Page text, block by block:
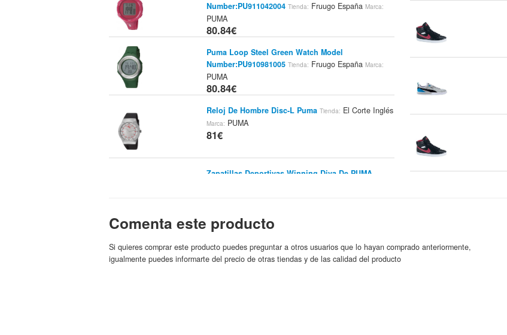
Number:PU911042004 Tienda: Fruugo EspañaMarca:
PUMA
80.84€
Puma Loop Steel Green Watch Model
Number:PU910981005 Tienda: Fruugo EspañaMarca:
PUMA
80.84€
Reloj De Hombre Disc-L Puma Tienda: El Corte Inglés
Marca: PUMA
81€
Zapatillas Deportivas Winning Diva De PUMA
Deportivas PUMA ´Future Suede Low´ Hombre
Venca PUMA
81€
Comenta este producto
Si quieres comprar este producto puedes preguntar a otros usuarios que lo hayan comprado anteriormente,
igualmente puedes informarte del precio de otras tiendas y de las calidad del producto